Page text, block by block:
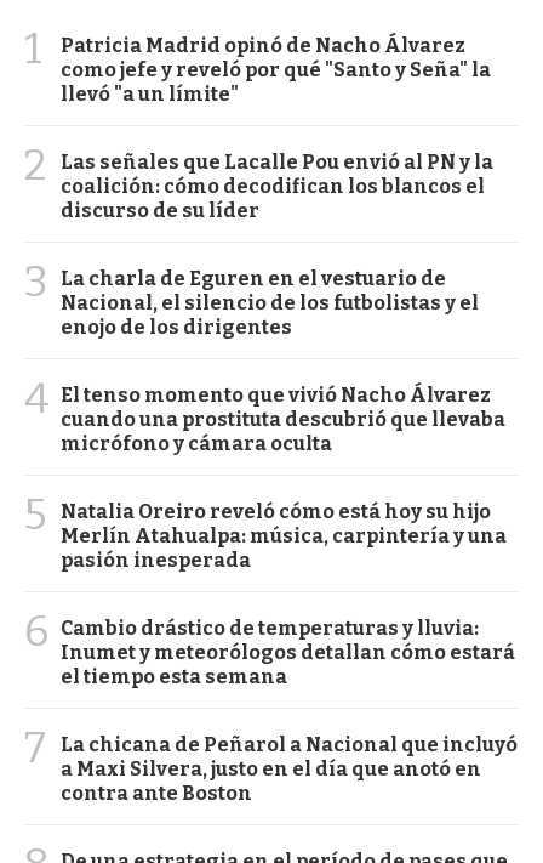
1
Patricia Madrid opinó de Nacho Álvarez
como jefe y reveló por qué "Santo y Seña" la
llevó "a un límite"
2
Las señales que Lacalle Pou envió al PN y la
coalición: cómo decodifican los blancos el
discurso de su líder
3
La charla de Eguren en el vestuario de
Nacional, el silencio de los futbolistas y el
enojo de los dirigentes
4 El tenso momento que vivió Nacho Álvarez
cuando una prostituta descubrió que llevaba
micrófono y cámara oculta
5
Natalia Oreiro reveló cómo está hoy su hijo
Merlín Atahualpa: música, carpintería y una
pasión inesperada
6
Cambio drástico de temperaturas y lluvia:
Inumet y meteorólogos detallan cómo estará
el tiempo esta semana
7
La chicana de Peñarol a Nacional que incluyó
a Maxi Silvera, justo en el día que anotó en
contra ante Boston